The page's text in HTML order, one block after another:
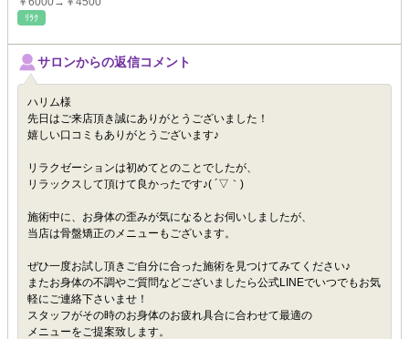
ﾘﾗｸ
サロンからの返信コメント
ハリム様
先日はご来店頂き誠にありがとうございました！
嬉しい口コミもありがとうございます♪
リラクゼーションは初めてとのことでしたが、
リラックスして頂けて良かったです♪( ´▽｀)
施術中に、お身体の歪みが気になるとお伺いしましたが、
当店は骨盤矯正のメニューもございます。
ぜひ一度お試し頂きご自分に合った施術を見つけてみてください♪
またお身体の不調やご質問などございましたら公式LINEでいつでもお気
軽にご連絡下さいませ！
スタッフがその時のお身体のお疲れ具合に合わせて最適の
メニューをご提案致します。